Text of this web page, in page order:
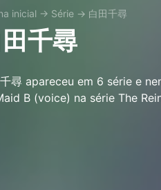
inicial → Série → 白田千尋
千尋
尋 apareceu em 6 série e
B (voice) na série The